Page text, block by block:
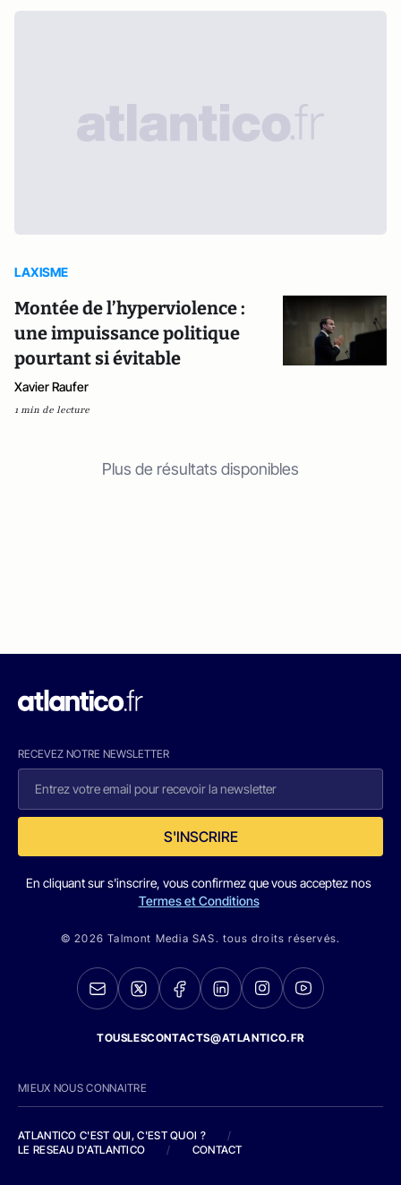
LAXISME
Montée de l’hyperviolence :
une impuissance politique
pourtant si évitable
Xavier Raufer
1 min de lecture
Plus de résultats disponibles
RECEVEZ NOTRE NEWSLETTER
S'INSCRIRE
En cliquant sur s'inscrire, vous confirmez que vous acceptez nos
Termes et Conditions
© 2026 Talmont Media SAS. tous droits réservés.
TOUSLESCONTACTS@ATLANTICO.FR
MIEUX NOUS CONNAITRE
ATLANTICO C'EST QUI, C'EST QUOI ?
/
LE RESEAU D'ATLANTICO
/ CONTACT